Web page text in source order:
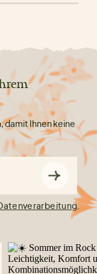
damit Ihnen keine
.